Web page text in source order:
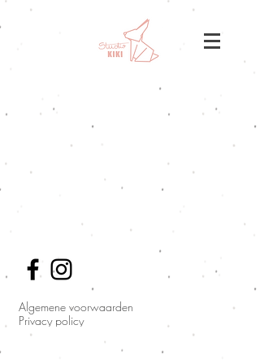
Algemene voorwaarden
Privacy policy